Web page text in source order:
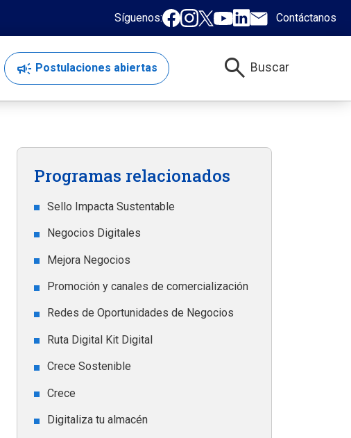
Síguenos: Contáctanos
campaign Postulaciones abiertas search Buscar
Programas relacionados
Sello Impacta Sustentable
Negocios Digitales
Mejora Negocios
Promoción y canales de comercialización
Redes de Oportunidades de Negocios
Ruta Digital Kit Digital
Crece Sostenible
Crece
Digitaliza tu almacén